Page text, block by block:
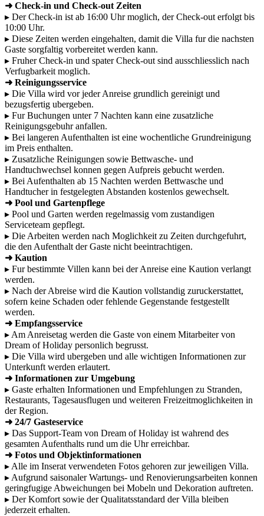
➜ Check-in und Check-out Zeiten
▸ Der Check-in ist ab 16:00 Uhr moglich, der Check-out erfolgt bis
10:00 Uhr.
▸ Diese Zeiten werden eingehalten, damit die Villa fur die nachsten
Gaste sorgfaltig vorbereitet werden kann.
▸ Fruher Check-in und spater Check-out sind ausschliesslich nach
Verfugbarkeit moglich.
➜ Reinigungsservice
▸ Die Villa wird vor jeder Anreise grundlich gereinigt und
bezugsfertig ubergeben.
▸ Fur Buchungen unter 7 Nachten kann eine zusatzliche
Reinigungsgebuhr anfallen.
▸ Bei langeren Aufenthalten ist eine wochentliche Grundreinigung
im Preis enthalten.
▸ Zusatzliche Reinigungen sowie Bettwasche- und
Handtuchwechsel konnen gegen Aufpreis gebucht werden.
▸ Bei Aufenthalten ab 15 Nachten werden Bettwasche und
Handtucher in festgelegten Abstanden kostenlos gewechselt.
➜ Pool und Gartenpflege
▸ Pool und Garten werden regelmassig vom zustandigen
Serviceteam gepflegt.
▸ Die Arbeiten werden nach Moglichkeit zu Zeiten durchgefuhrt,
die den Aufenthalt der Gaste nicht beeintrachtigen.
➜ Kaution
▸ Fur bestimmte Villen kann bei der Anreise eine Kaution verlangt
werden.
▸ Nach der Abreise wird die Kaution vollstandig zuruckerstattet,
sofern keine Schaden oder fehlende Gegenstande festgestellt
werden.
➜ Empfangsservice
▸ Am Anreisetag werden die Gaste von einem Mitarbeiter von
Dream of Holiday personlich begrusst.
▸ Die Villa wird ubergeben und alle wichtigen Informationen zur
Unterkunft werden erlautert.
➜ Informationen zur Umgebung
▸ Gaste erhalten Informationen und Empfehlungen zu Stranden,
Restaurants, Tagesausflugen und weiteren Freizeitmoglichkeiten in
der Region.
➜ 24/7 Gasteservice
▸ Das Support-Team von Dream of Holiday ist wahrend des
gesamten Aufenthalts rund um die Uhr erreichbar.
➜ Fotos und Objektinformationen
▸ Alle im Inserat verwendeten Fotos gehoren zur jeweiligen Villa.
▸ Aufgrund saisonaler Wartungs- und Renovierungsarbeiten konnen
geringfugige Abweichungen bei Mobeln und Dekoration auftreten.
▸ Der Komfort sowie der Qualitatsstandard der Villa bleiben
jederzeit erhalten.